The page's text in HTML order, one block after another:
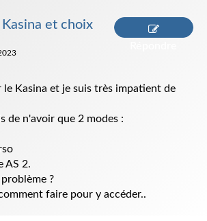
et choix
le Kasina et je suis très impatient de
de n'avoir que 2 modes :
AS 2.
?
faire pour y accéder..